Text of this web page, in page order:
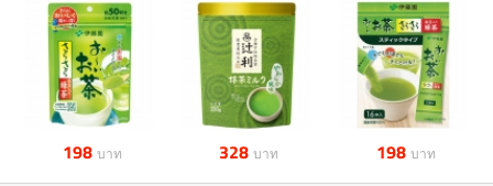
198 บาท 328 บาท 198 บาท